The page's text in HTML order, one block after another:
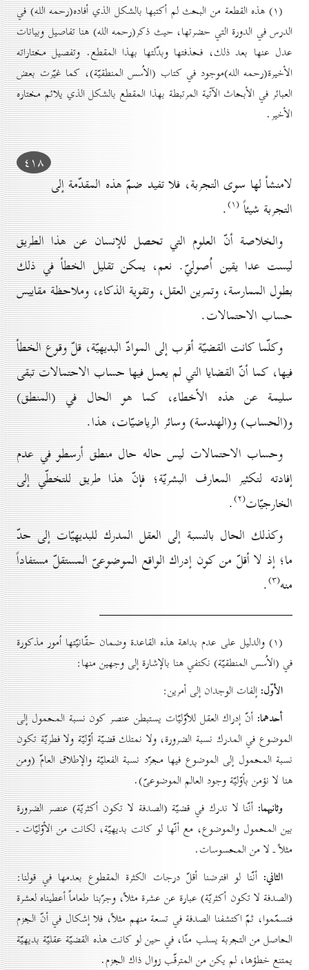
(۱) هذه القطعة من البحث لم أكتبها بالشكل الذي أفاده(رحمه الله) في
الدرس في الدورة التي حضرتها، حيث ذكر(رحمه الله) هنا تفاصيل وبيانات
عدل عنها بعد ذلك، فحذفتها وبدّلتها بهذا المقطع. وتفصيل مختاراته
الأخيرة(رحمه الله)موجود في كتاب (الاُسس المنطقيّة)، كما غيّرت بعض
العبائر في الأبحاث الآتية المرتبطة بهذا المقطع بالشكل الذي يلائم مختاره
الأخير.
٤۱۸
لامنشأ لها سوى التجربة، فلا تفيد ضمّ هذه المقدّمة إلى
التجربة شيئاً(۱) .
والخلاصة أنّ العلوم التي تحصل للإنسان عن هذا الطريق
ليست عدا يقين اُصوليّ. نعم، يمكن تقليل الخطأ في ذلك
بطول الممارسة، وتمرين العقل، وتقوية الذكاء، وملاحظة مقاييس
حساب الاحتمالات.
وكلّما كانت القضيّة أقرب إلى الموادّ البديهيّة، قلّ وقوع الخطأ
فيها، كما أنّ القضايا التي لم يعمل فيها حساب الاحتمالات تبقى
سليمة عن هذه الأخطاء، كما هو الحال في (المنطق)
و(الحساب) و(الهندسة) وسائر الرياضيّات، هذا.
وحساب الاحتمالات ليس حاله حال منطق أرسطو في عدم
إفادته لتكثير المعارف البشريّة؛ فإنّ هذا طريق للتخطّي إلى
الخارجيّات(۲) .
وكذلك الحال بالنسبة إلى العقل المدرك للبديهيّات إلى حدّ
ما؛ إذ لا أقلّ من كون إدراك الواقع الموضوعىّ المستقلّ مستفاداً
منه(۳) .
(۱) والدليل على عدم بداهة هذه القاعدة وضمان حقّانيّتها اُمور مذكورة
في (الاُسس المنطقيّة) نكتفي هنا بالإشارة إلى وجهين منها:
الأوّل: إلفات الوجدان إلى أمرين:
أحدهما: أنّ إدراك العقل للأوّليّات يستبطن عنصر كون نسبة المحمول إلى
الموضوع في المدرك نسبة الضرورة، ولا نمتلك قضيّة أوّليّة ولا فطريّة تكون
نسبة المحمول إلى الموضوع فيها مجرّد نسبة الفعليّة والإطلاق العامّ (ومن
هنا لا نؤمن بأوّليّة وجود العالم الموضوعىّ).
وثانيهما: أنّنا لا ندرك في قضيّة (الصدفة لا تكون أكثريّة) عنصر الضرورة
بين المحمول والموضوع، مع أنّها لو كانت بديهيّة، لكانت من الأوّليّات ـ
مثلاً ـ لا من المحسوسات.
الثاني: أنّنا لو افترضنا أقلّ درجات الكثرة المقطوع بعدمها في قولنا:
(الصدفة لا تكون أكثريّة) عبارة عن عشرة مثلاً، وجرّبنا طعاماً أعطيناه لعشرة
فتسمّموا، ثمّ اكتشفنا الصدفة في تسعة منهم مثلاً، فلا إشكال في أنّ الجزم
الحاصل من التجربة يسلب منّا، في حين لو كانت هذه القضيّة عقليّة بديهيّة
يمتنع خطؤها، لم يكن من المترقّب زوال ذاك الجزم.